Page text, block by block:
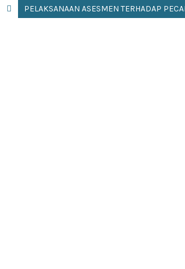
PELAKSANAAN ASESMEN TERHADAP